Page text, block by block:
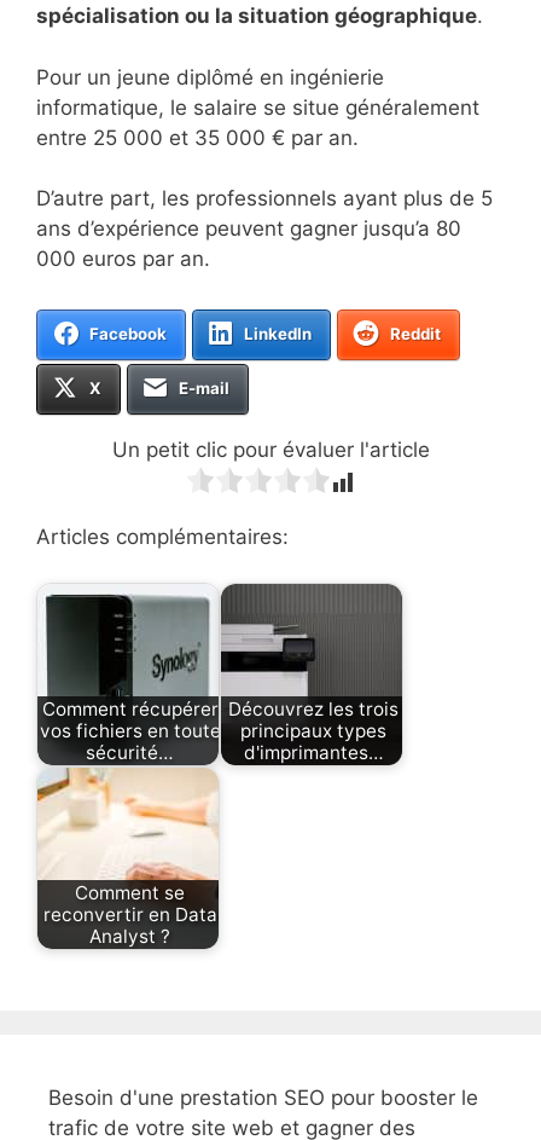
spécialisation ou la situation géographique.
Pour un jeune diplômé en ingénierie
informatique, le salaire se situe généralement
entre 25 000 et 35 000 € par an.
D’autre part, les professionnels ayant plus de 5
ans d’expérience peuvent gagner jusqu’a 80
000 euros par an.
Facebook LinkedIn Reddit
X E-mail
Un petit clic pour évaluer l'article
Articles complémentaires:
Comment récupérer
vos fichiers en toute
sécurité…
Découvrez les trois
principaux types
d'imprimantes…
Comment se
reconvertir en Data
Analyst ?
Besoin d'une prestation SEO pour booster le
trafic de votre site web et gagner des